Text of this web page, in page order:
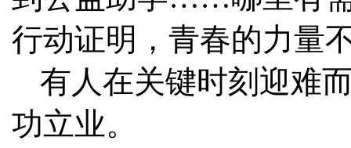
行动证明，青春的力量
有人在关键时刻迎难
功立业。